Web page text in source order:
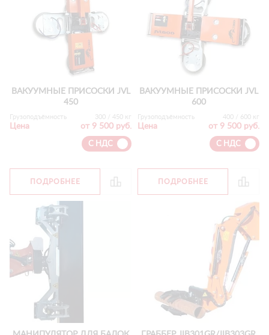
ВАКУУМНЫЕ ПРИСОСКИ JVL
450
Грузоподъёмность 300 / 450 кг
Цена от 9 500 руб.
С НДС
ПОДРОБНЕЕ
ВАКУУМНЫЕ ПРИСОСКИ JVL
600
Грузоподъёмность 400 / 600 кг
Цена от 9 500 руб.
С НДС
ПОДРОБНЕЕ